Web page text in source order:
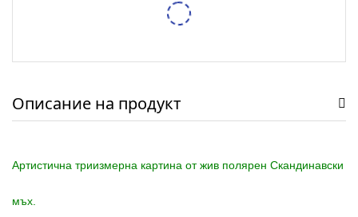
10,99 лв. 6,14 €
7,67 €/15,00 лв. 9,71 €/18,99 лв.
Описание на продукт
Артистична триизмерна картина от жив полярен Скандинавски
мъх.